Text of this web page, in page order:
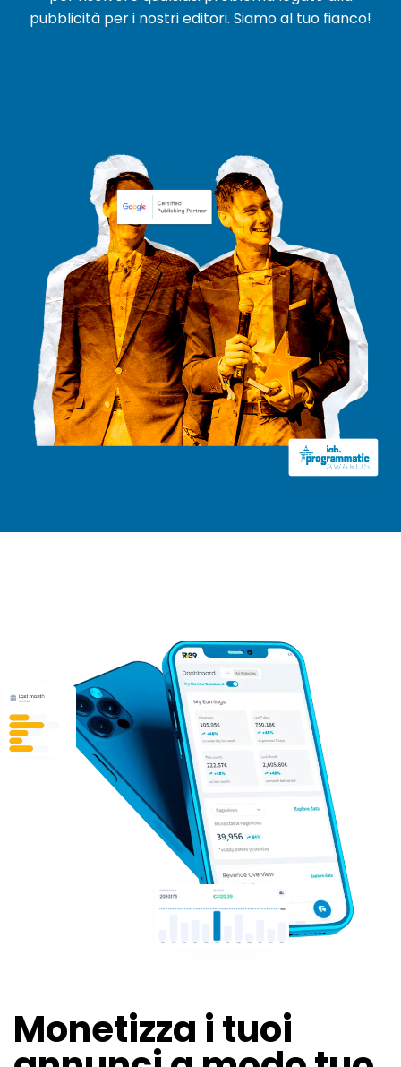
pubblicità per i nostri editori. Siamo al tuo fianco!
Monetizza i tuoi